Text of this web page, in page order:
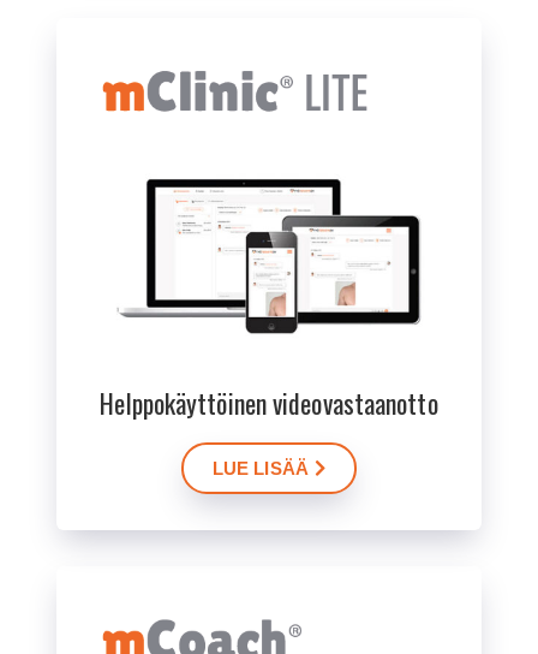
Helppokäyttöinen videovastaanotto
LUE LISÄÄ